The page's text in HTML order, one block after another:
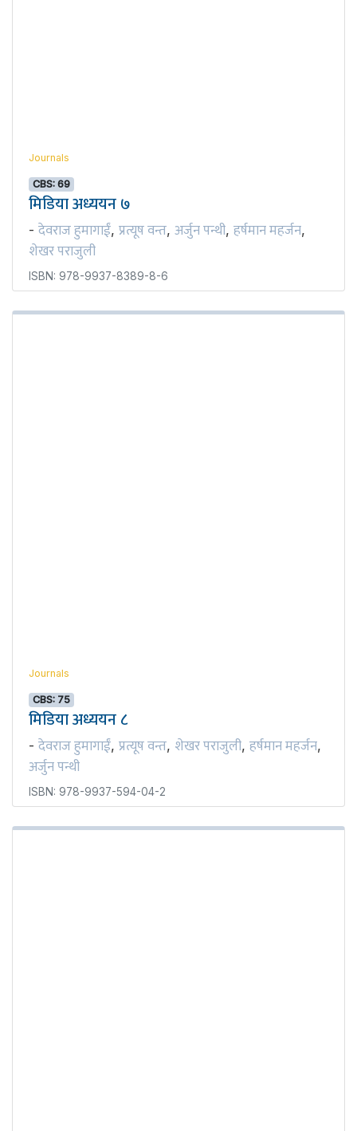
Journals
CBS: 69
मिडिया अध्ययन ७
- देवराज हुमागाईं, प्रत्यूष वन्त, अर्जुन पन्थी, हर्षमान महर्जन,
शेखर पराजुली
ISBN: 978-9937-8389-8-6
Journals
CBS: 75
मिडिया अध्ययन ८
- देवराज हुमागाईं, प्रत्यूष वन्त, शेखर पराजुली, हर्षमान महर्जन,
अर्जुन पन्थी
ISBN: 978-9937-594-04-2